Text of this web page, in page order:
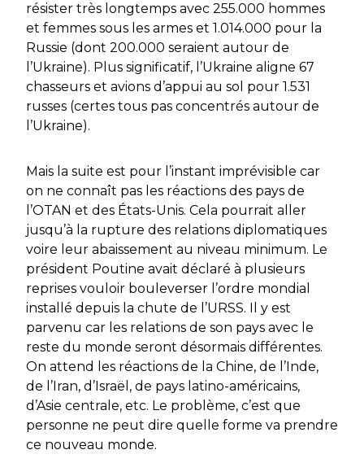
résister très longtemps avec 255.000 hommes
et femmes sous les armes et 1.014.000 pour la
Russie (dont 200.000 seraient autour de
l’Ukraine). Plus significatif, l’Ukraine aligne 67
chasseurs et avions d’appui au sol pour 1.531
russes (certes tous pas concentrés autour de
l’Ukraine).
Mais la suite est pour l’instant imprévisible car
on ne connaît pas les réactions des pays de
l’OTAN et des États-Unis. Cela pourrait aller
jusqu’à la rupture des relations diplomatiques
voire leur abaissement au niveau minimum. Le
président Poutine avait déclaré à plusieurs
reprises vouloir bouleverser l’ordre mondial
installé depuis la chute de l’URSS. Il y est
parvenu car les relations de son pays avec le
reste du monde seront désormais différentes.
On attend les réactions de la Chine, de l’Inde,
de l’Iran, d’Israël, de pays latino-américains,
d’Asie centrale, etc. Le problème, c’est que
personne ne peut dire quelle forme va prendre
ce nouveau monde.